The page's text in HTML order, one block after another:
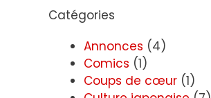
Catégories
Annonces (4)
Comics (1)
Coups de cœur (1)